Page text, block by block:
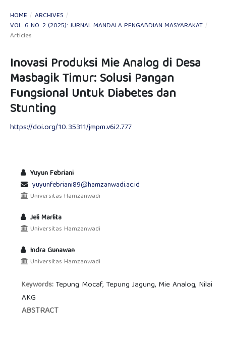
HOME / ARCHIVES /
VOL. 6 NO. 2 (2025): JURNAL MANDALA PENGABDIAN MASYARAKAT /
Articles
Inovasi Produksi Mie Analog di Desa
Masbagik Timur: Solusi Pangan
Fungsional Untuk Diabetes dan
Stunting
https://doi.org/10.35311/jmpm.v6i2.777
Yuyun Febriani
yuyunfebriani89@hamzanwadi.ac.id
Universitas Hamzanwadi
Jeli Marlita
Universitas Hamzanwadi
Indra Gunawan
Universitas Hamzanwadi
Keywords: Tepung Mocaf, Tepung Jagung, Mie Analog, Nilai
AKG
ABSTRACT